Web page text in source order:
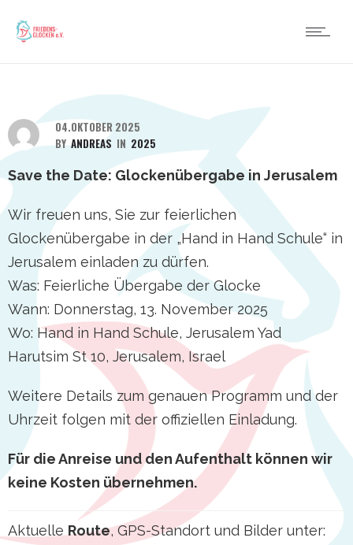
04.OKTOBER 2025
BY ANDREAS IN 2025
Save the Date: Glockenübergabe in Jerusalem
Wir freuen uns, Sie zur feierlichen
Glockenübergabe in der „Hand in Hand Schule“ in
Jerusalem einladen zu dürfen.
Was: Feierliche Übergabe der Glocke
Wann: Donnerstag, 13. November 2025
Wo: Hand in Hand Schule, Jerusalem Yad
Harutsim St 10, Jerusalem, Israel
Weitere Details zum genauen Programm und der
Uhrzeit folgen mit der offiziellen Einladung.
Für die Anreise und den Aufenthalt können wir
keine Kosten übernehmen.
Aktuelle Route, GPS-Standort und Bilder unter: